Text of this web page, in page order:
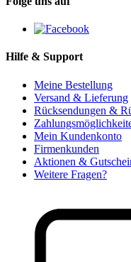
Hilfe & Support
Meine Bestellung
Versand & Lieferung
Rücksendungen &
Mein Kundenkonto
Firmenkunden
Aktionen &
Weitere Fragen?